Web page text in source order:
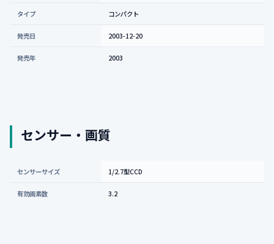
タイプ コンパクト
発売日 2003-12-20
発売年 2003
センサー・画質
センサーサイズ 1/2.7型CCD
有効画素数 3.2